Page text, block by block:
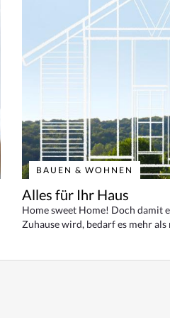
BAUEN & WOHNEN
Alles für Ihr Haus
Home sweet Home! Doch damit
Zuhause wird, bedarf es mehr